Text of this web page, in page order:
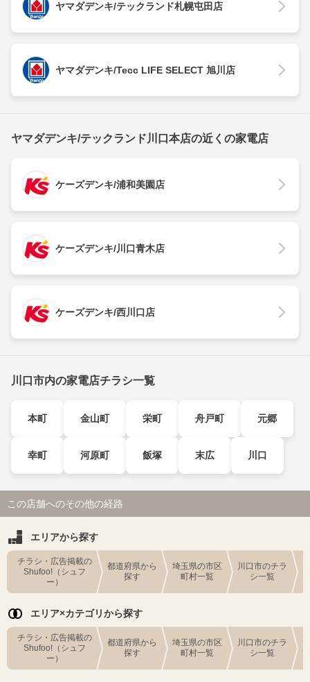
ヤマダデンキ/テックランド札幌屯田店
ヤマダデンキ/Tecc LIFE SELECT 旭川店
ヤマダデンキ/テックランド川口本店の近くの家電店
ケーズデンキ/浦和美園店
ケーズデンキ/川口青木店
ケーズデンキ/西川口店
川口市内の家電店チラシ一覧
本町 金山町 栄町 舟戸町 元郷
幸町 河原町 飯塚 末広 川口
この店舗へのその他の経路
エリアから探す
チラシ・広告掲載の
Shufoo!（シュフ
ー）
都道府県から
探す
埼玉県の市区
町村一覧
川口市のチラ
シ一覧
エリア×カテゴリから探す
チラシ・広告掲載の
Shufoo!（シュフ
ー）
都道府県から
探す
埼玉県の市区
町村一覧
川口市のチラ
シ一覧